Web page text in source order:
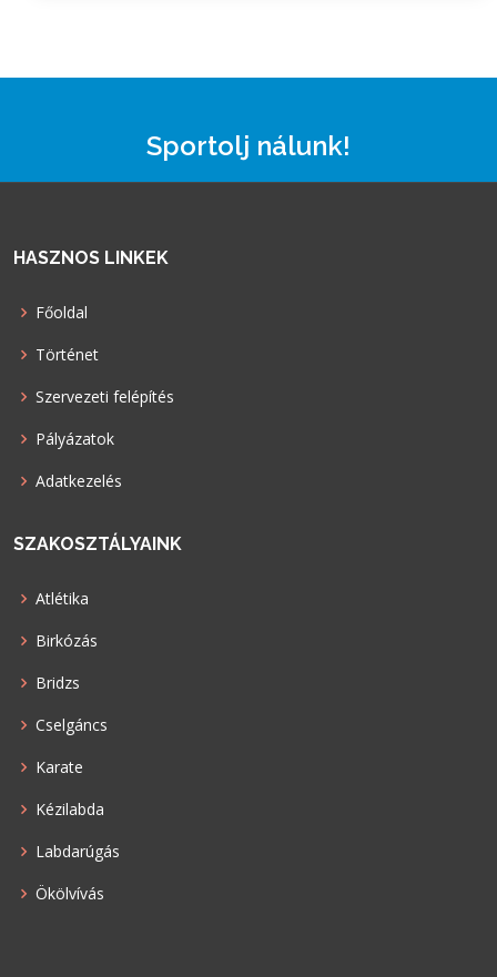
Sportolj nálunk!
HASZNOS LINKEK
Főoldal
Történet
Szervezeti felépítés
Pályázatok
Adatkezelés
SZAKOSZTÁLYAINK
Atlétika
Birkózás
Bridzs
Cselgáncs
Karate
Kézilabda
Labdarúgás
Ökölvívás